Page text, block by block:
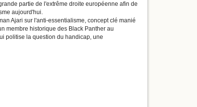
partie de l'extrême droite européenne afin de
aujourd'hui.
Ajari sur l'anti-essentialisme, concept clé manié
membre historique des Black Panther au
politise la question du handicap, une